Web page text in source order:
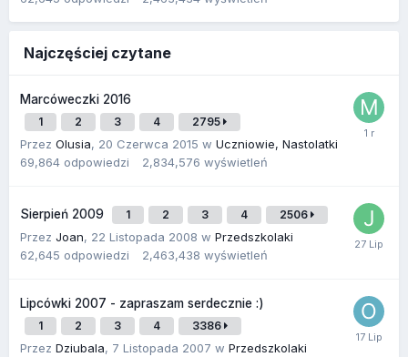
Najczęściej czytane
Marcóweczki 2016
1 2 3 4 2795
Przez Olusia, 20 Czerwca 2015 w Uczniowie, Nastolatki
69,864 odpowiedzi 2,834,576 wyświetleń
Sierpień 2009 1 2 3 4 2506
Przez Joan, 22 Listopada 2008 w Przedszkolaki
62,645 odpowiedzi 2,463,438 wyświetleń
Lipcówki 2007 - zapraszam serdecznie :)
1 2 3 4 3386
Przez Dziubala, 7 Listopada 2007 w Przedszkolaki